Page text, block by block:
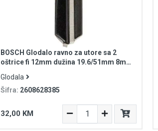
BOSCH Glodalo ravno za utore sa 2
oštrice fi 12mm dužina 19.6/51mm 8mm
Glodala
Šifra: 2608628385
32,00 KM